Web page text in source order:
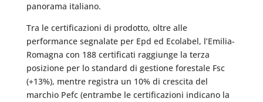
panorama italiano.
Tra le certificazioni di prodotto, oltre alle
performance segnalate per Epd ed Ecolabel, l’Emilia-
Romagna con 188 certificati raggiunge la terza
posizione per lo standard di gestione forestale Fsc
(+13%), mentre registra un 10% di crescita del
marchio Pefc (entrambe le certificazioni indicano la